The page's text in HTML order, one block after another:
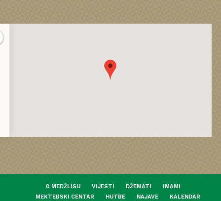
O MEDŽLISU VIJESTI DŽEMATI
IMAMI
MEKTEBSKI CENTAR
HUTBE NAJAVE KALENDAR